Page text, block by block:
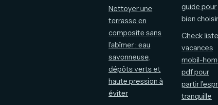
Nettoyer une
terrasse en
composite sans
l’abîmer : eau
savonneuse,
dépôts verts et
haute pression à
éviter
guide pour
bien choisir
Check liste
vacances
mobil-
pdf pour
partir
tranquille